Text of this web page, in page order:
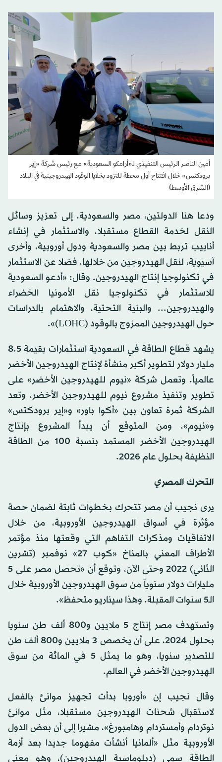
أمين الناصر الرئيس التنفيذي لـ«أرامكو السعودية» مع رئيس شركة «إير
برودكتس» خلال افتتاح أول محطة للتزود بخلايا الوقود الهيدروجينية في البلاد
(الشرق الأوسط)
ودعا هنا الدولتين، مصر والسعودية، إلى تعزيز وسائل
النقل لخدمة القطاع مستقبلا، والاستثمار في إنشاء
أنابيب تربط بين مصر والسعودية ودول أوروبية، وأخرى
آسيوية، لنقل الهيدروجين من خلالها، فضلا عن الاستثمار
في تكنولوجيا إنتاج الهيدروجين. وقال: «أدعو السعودية
للاستثمار في تكنولوجيا نقل الأمونيا الخضراء
والهيدروجين... والبنية التحتية، والاهتمام بالدراسات
حول الهيدروجين الممزوج بالوقود (LOHC)».
يشهد قطاع الطاقة في السعودية استثمارات بقيمة 8.5
مليار دولار لتطوير أكبر منشأة لإنتاج الهيدروجين الأخضر
عالمياً. وتعمل شركة «نيوم للهيدروجين الأخضر» على
تطوير وتنفيذ مشروع نيوم للهيدروجين الأخضر، وتعد
الشركة ثمرة تعاون بين «أكوا باور» و«إير برودكتس»
و«نيوم»، ومن المتوقع أن يبدأ المشروع بإنتاج
الهيدروجين الأخضر المستمد بنسبة 100 من الطاقة
النظيفة بحلول عام 2026.
التحرك المصري
يرى نجيب أن مصر تتحرك بخطوات ثابتة لضمان حصة
مؤثرة في أسواق الهيدروجين الأوروبية، من خلال
الاتفاقيات ومذكرات التفاهم التي وقعتها منذ مؤتمر
الأطراف المعني بالمناخ «كوب 27» نوفمبر (تشرين
الثاني) 2022 وحتى الآن، وتوقع أن «تحصل مصر على 5
مليارات دولار سنوياً من سوق الهيدروجين الأوروبية خلال
الـ5 سنوات المقبلة. وهذا سيناريو متحفظ».
وتستهدف مصر إنتاج 5 ملايين و800 ألف طن سنويا
بحلول 2024، على أن يخصص 3 ملايين و800 ألف طن
للتصدير سنويا، وهو ما يمثل 5 في المائة من سوق
الهيدروجين الأخضر في العالم.
وقال نجيب إن «أوروبا بدأت تجهيز موانئ بالفعل
لاستقبال شحنات الهيدروجين مستقبلا، مثل موانئ
نوتردام وأمستردام وهامبورغ»، مشيرا إلى أن بعض الدول
الأوروبية مثل «ألمانيا أنشأت مفهوما جديدا بعد أزمة
الطاقة سمي (دبلوماسية الهيدروجين)، وهو معني